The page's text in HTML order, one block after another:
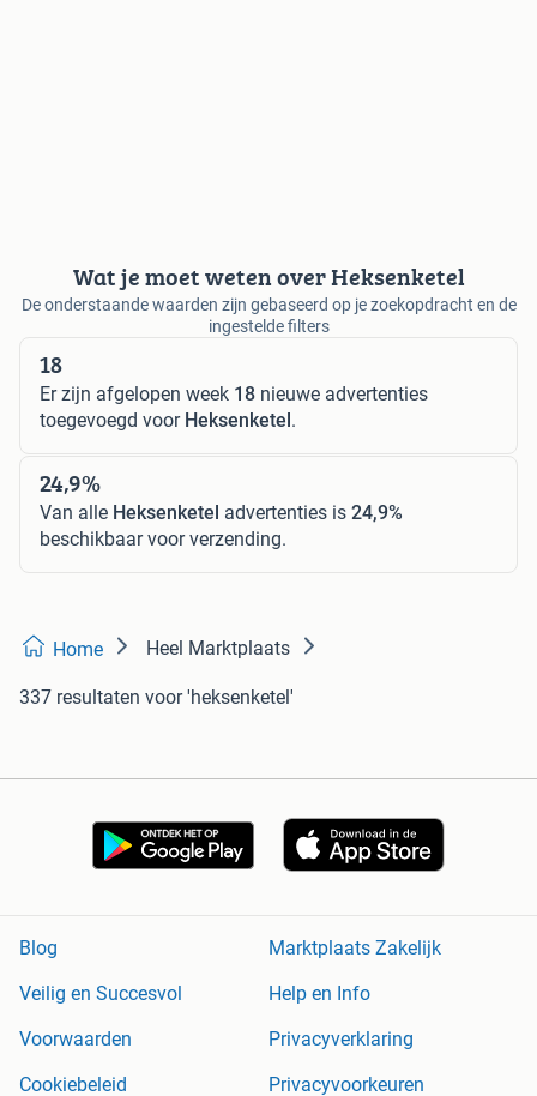
Wat je moet weten over Heksenketel
De onderstaande waarden zijn gebaseerd op je zoekopdracht en de
ingestelde filters
18
Er zijn afgelopen week 18 nieuwe advertenties
toegevoegd voor Heksenketel.
24,9%
Van alle Heksenketel advertenties is 24,9%
beschikbaar voor verzending.
Home Heel Marktplaats
337 resultaten voor 'heksenketel'
Blog
Marktplaats Zakelijk
Veilig en Succesvol
Help en Info
Voorwaarden
Privacyverklaring
Cookiebeleid
Privacyvoorkeuren